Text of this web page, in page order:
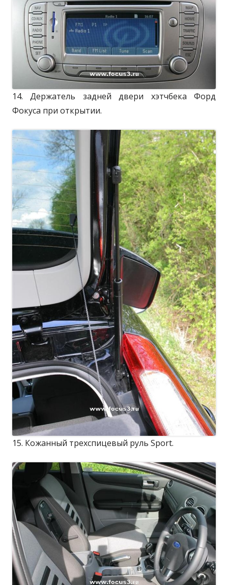
14. Держатель задней двери хэтчбека Форд
Фокуса при открытии.
15. Кожанный трехспицевый руль Sport.